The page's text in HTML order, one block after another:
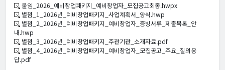
붙임_2026_예비창업패키지_예비창업자_모집공고최종.hwpx
별첨_1_2026년_예비창업패키지_사업계획서_양식.hwp
별첨_2_2026년_예비창업패키지_예비창업자_증빙서류_제출목록_안
내.hwp
별첨_3_2026년_예비창업패키지_주관기관_소개자료.pdf
별첨_4_2026년_예비창업패키지_예비창업자_모집공고_주요_질의응
답.pdf